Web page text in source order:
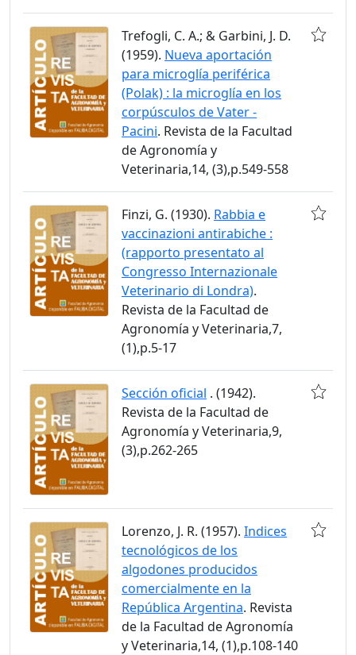
Trefogli, C. A.; & Garbini, J. D.
(1959). Nueva aportación
para microglía periférica
(Polak) : la microglía en los
corpúsculos de Vater -
Pacini. Revista de la Facultad
de Agronomía y
Veterinaria,14, (3),p.549-558
Finzi, G. (1930). Rabbia e
vaccinazioni antirabiche :
(rapporto presentato al
Congresso Internazionale
Veterinario di Londra).
Revista de la Facultad de
Agronomía y Veterinaria,7,
(1),p.5-17
Sección oficial . (1942).
Revista de la Facultad de
Agronomía y Veterinaria,9,
(3),p.262-265
Lorenzo, J. R. (1957). Indices
tecnológicos de los
algodones producidos
comercialmente en la
República Argentina. Revista
de la Facultad de Agronomía
y Veterinaria,14, (1),p.108-140